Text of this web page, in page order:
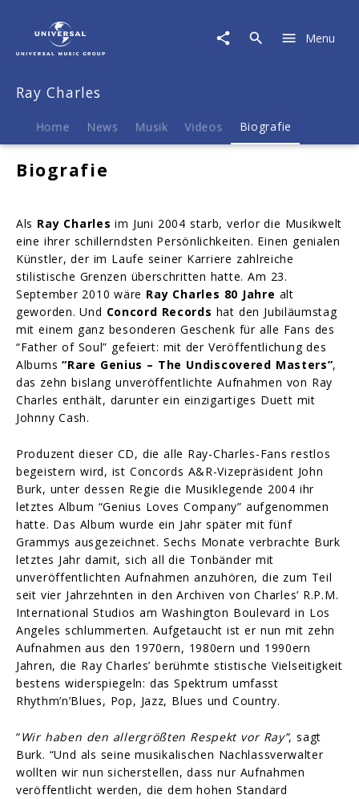
Biografie
Menu
Ray Charles
Home News Musik Videos Biografie
Biografie
Als Ray Charles im Juni 2004 starb, verlor die Musikwelt
eine ihrer schillerndsten Persönlichkeiten. Einen genialen
Künstler, der im Laufe seiner Karriere zahlreiche
stilistische Grenzen überschritten hatte. Am 23.
September 2010 wäre Ray Charles 80 Jahre alt
geworden. Und Concord Records hat den Jubiläumstag
mit einem ganz besonderen Geschenk für alle Fans des
“Father of Soul” gefeiert: mit der Veröffentlichung des
Albums “Rare Genius – The Undiscovered Masters”,
das zehn bislang unveröffentlichte Aufnahmen von Ray
Charles enthält, darunter ein einzigartiges Duett mit
Johnny Cash.
Produzent dieser CD, die alle Ray-Charles-Fans restlos
begeistern wird, ist Concords A&R-Vizepräsident John
Burk, unter dessen Regie die Musiklegende 2004 ihr
letztes Album “Genius Loves Company” aufgenommen
hatte. Das Album wurde ein Jahr später mit fünf
Grammys ausgezeichnet. Sechs Monate verbrachte Burk
letztes Jahr damit, sich all die Tonbänder mit
unveröffentlichten Aufnahmen anzuhören, die zum Teil
seit vier Jahrzehnten in den Archiven von Charles’ R.P.M.
International Studios am Washington Boulevard in Los
Angeles schlummerten. Aufgetaucht ist er nun mit zehn
Aufnahmen aus den 1970ern, 1980ern und 1990ern
Jahren, die Ray Charles’ berühmte stistische Vielseitigkeit
bestens widerspiegeln: das Spektrum umfasst
Rhythm’n’Blues, Pop, Jazz, Blues und Country.
“Wir haben den allergrößten Respekt vor Ray”, sagt
Burk. “Und als seine musikalischen Nachlassverwalter
wollten wir nun sicherstellen, dass nur Aufnahmen
veröffentlicht werden, die dem hohen Standard